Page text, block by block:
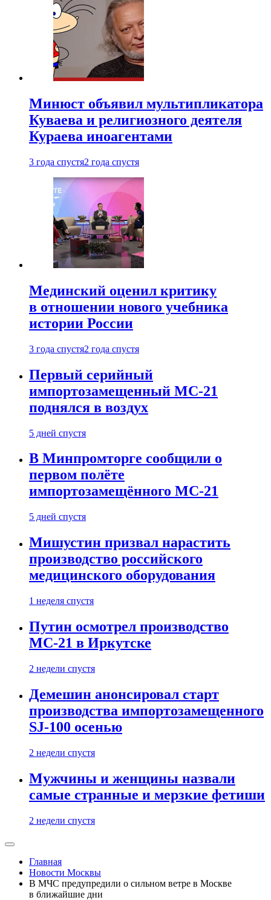
Минюст объявил мультипликатора
Куваева и религиозного деятеля
Кураева иноагентами
3 года спустя2 года спустя
Мединский оценил критику
в отношении нового учебника
истории России
3 года спустя2 года спустя
Первый серийный
импортозамещенный МС-21
поднялся в воздух
5 дней спустя
В Минпромторге сообщили о
первом полёте
импортозамещённого МС-21
5 дней спустя
Мишустин призвал нарастить
производство российского
медицинского оборудования
1 неделя спустя
Путин осмотрел производство
МС-21 в Иркутске
2 недели спустя
Демешин анонсировал старт
производства импортозамещенного
SJ-100 осенью
2 недели спустя
Мужчины и женщины назвали
самые странные и мерзкие фетиши
2 недели спустя
Главная
Новости Москвы
В МЧС предупредили о сильном ветре в Москве
в ближайшие дни